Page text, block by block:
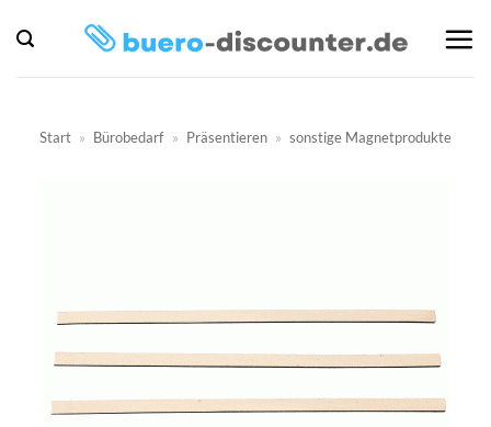
Inhalt
springen
Start » Bürobedarf » Präsentieren » sonstige Magnetprodukte